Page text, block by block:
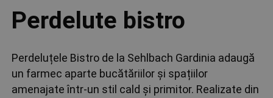
Perdelute bistro
Perdeluțele Bistro de la Sehlbach Gardinia adaugă
un farmec aparte bucătăriilor și spațiilor
amenajate într-un stil cald și primitor. Realizate din